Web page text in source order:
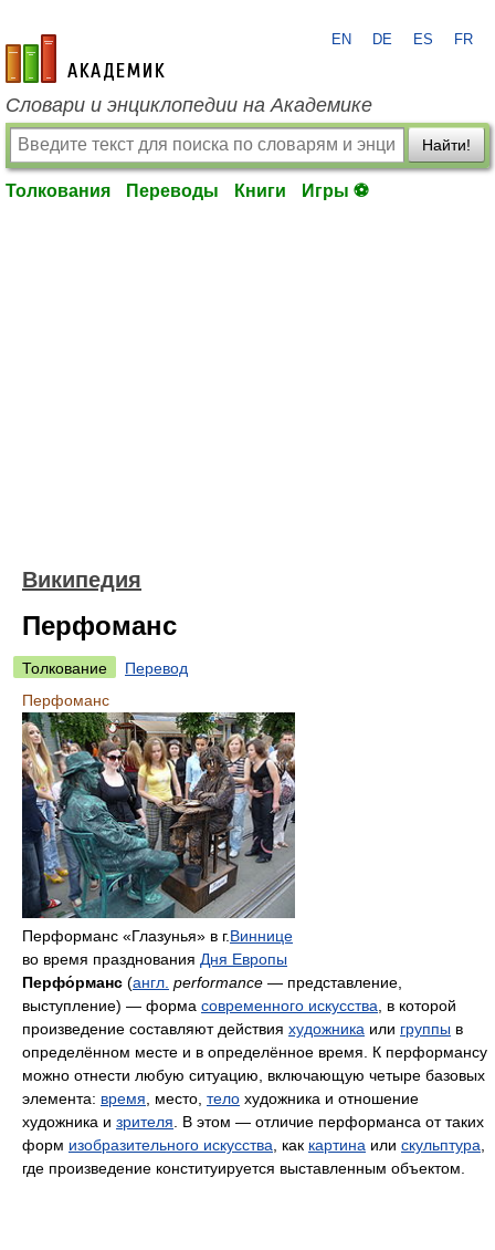
academic.ru
EN DE ES FR
Словари и энциклопедии на Академике
Найти!
Толкования Переводы Книги Игры ⚽
Википедия
Перфоманс
Толкование
Перевод
Перфоманс
Перформанс «Глазунья» в г.Виннице
во время празднования Дня Европы
Перфо́рманс (англ. performance — представление,
выступление) — форма современного искусства , в которой
произведение составляют действия художника или группы в
определённом месте и в определённое время. К перформансу
можно отнести любую ситуацию, включающую четыре базовых
элемента: время , место, тело художника и отношение
художника и зрителя . В этом — отличие перформанса от таких
форм изобразительного искусства , как картина или скульптура
где произведение конституируется выставленным объектом.